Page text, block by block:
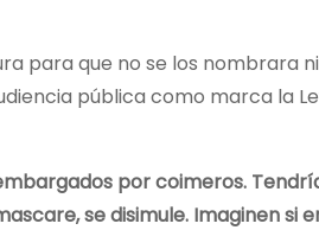
para que no se los nombrara
pública como marca la
por coimeros.
se disimule. Imaginen si